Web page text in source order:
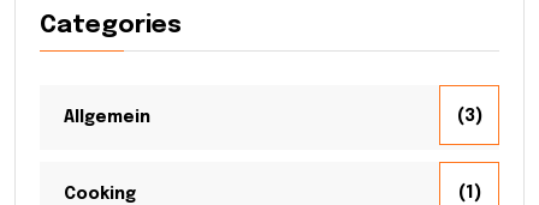
Categories
Allgemein (3)
Cooking (1)